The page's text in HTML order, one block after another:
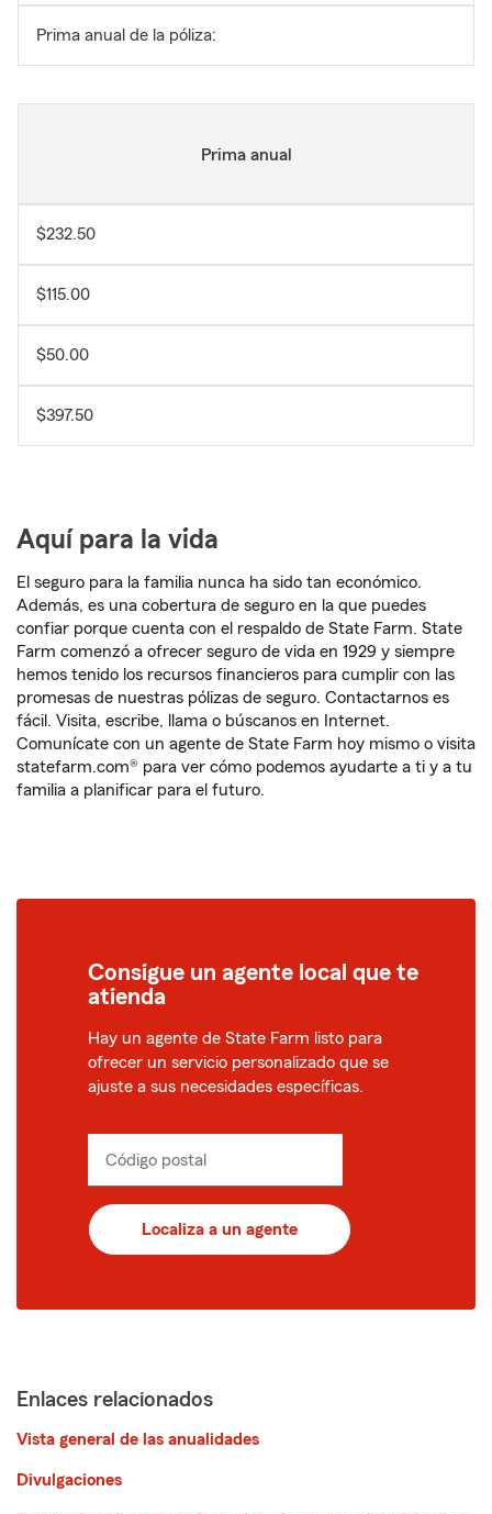
Prima anual de la póliza:
Prima anual
$232.50
$115.00
$50.00
$397.50
Aquí para la vida
El seguro para la familia nunca ha sido tan económico.
Además, es una cobertura de seguro en la que puedes
confiar porque cuenta con el respaldo de State Farm. State
Farm comenzó a ofrecer seguro de vida en 1929 y siempre
hemos tenido los recursos financieros para cumplir con las
promesas de nuestras pólizas de seguro. Contactarnos es
fácil. Visita, escribe, llama o búscanos en Internet.
Comunícate con un agente de State Farm hoy mismo o visita
statefarm.com® para ver cómo podemos ayudarte a ti y a tu
familia a planificar para el futuro.
Consigue un agente local que te
atienda
Hay un agente de State Farm listo para
ofrecer un servicio personalizado que se
ajuste a sus necesidades específicas.
Código postal
de
5
Localiza a un agente
Enlaces relacionados
Vista general de las anualidades
Divulgaciones